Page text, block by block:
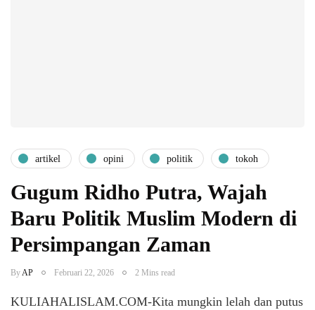
artikel opini politik tokoh
Gugum Ridho Putra, Wajah
Baru Politik Muslim Modern di
Persimpangan Zaman
ByAP Februari 22, 2026 2 Mins read
KULIAHALISLAM.COM-Kita mungkin lelah dan putus